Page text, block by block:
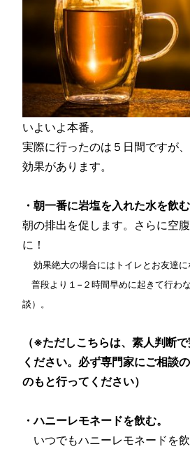
いよいよ本番。
実際に行ったのは５日間ですが
効果があります。
・朝一番に岩塩を入れた水を飲む
朝の排出を促します。さらに空
に！
効果絶大の場合にはトイレとお友達に
普段より１−２時間早めに起きて行わ
談）。
（※ただしこちらは、素人判断
ください。必ず専門家にご相談
のもと行ってください）
・ハニーレモネードを飲む。
いつでもハニーレモネードを